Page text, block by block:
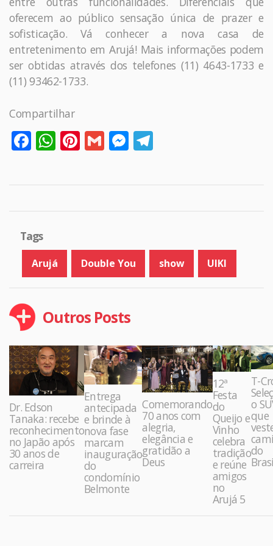
oferecem ao público sensação única de prazer e
sofisticação. Vá conhecer a nova casa de
entretenimento em Arujá! Mais informações podem
ser obtidas através dos telefones (11) 4643-1733 e
(11) 93462-1733.
Compartilhar
Facebook
WhatsApp
Pinterest
GmailMessenger
Tags
Arujá Double You show UIKI
Outros Posts
Dr. Edson
Tanaka: recebe
reconhecimento
no Japão após
30 anos de
carreira
Entrega
antecipada
e brinde à
nova fase
marcam
inauguração
do
condomínio
Belmonte
Comemorando
70 anos com
alegria,
elegância e
gratidão a
Deus
12ª
Festa
do
Queijo e
Vinho
celebra
tradição
e reúne
amigos
no
Arujá 5
T-
o
que
do